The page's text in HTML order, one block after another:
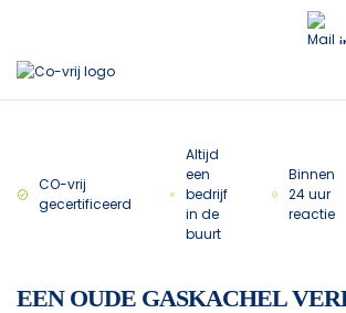
CO-vrij
gecertificeerd
Altijd
een
bedrijf
in de
buurt
Binnen
24 uur
reactie
EEN OUDE GASKACHEL